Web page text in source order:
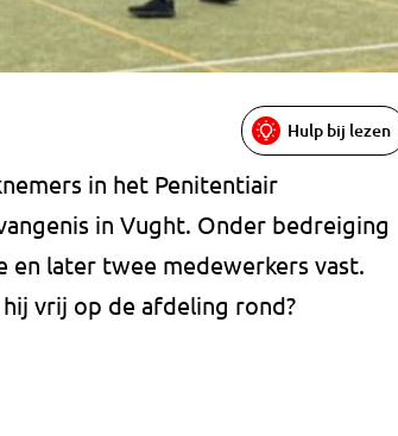
Hulp bij lezen
in het Penitentiair
in Vught. Onder bedreiging
en later twee medewerkers vast.
vrij op de afdeling rond?